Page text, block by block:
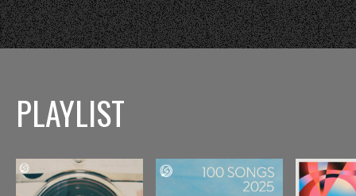
PLAYLIST